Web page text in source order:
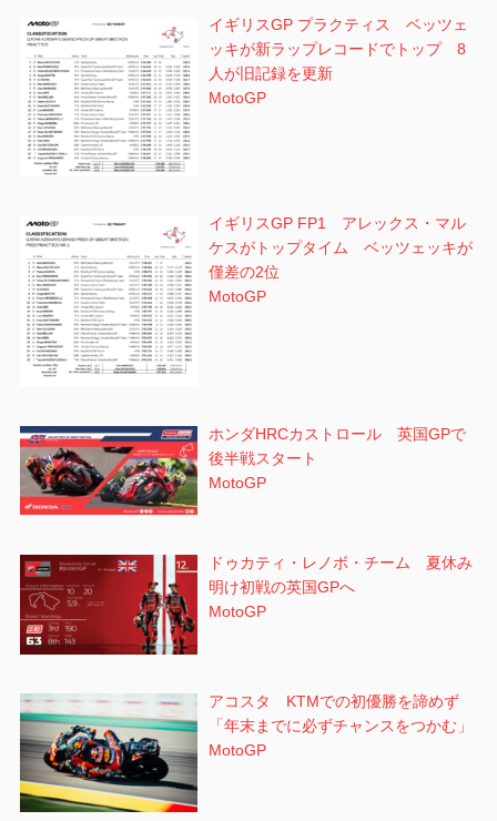
イギリスGP プラクティス ベッツェ
ッキが新ラップレコードでトップ 8
人が旧記録を更新
MotoGP
イギリスGP FP1 アレックス・マル
ケスがトップタイム ベッツェッキが
僅差の2位
MotoGP
ホンダHRCカストロール 英国GPで
後半戦スタート
MotoGP
ドゥカティ・レノボ・チーム 夏休み
明け初戦の英国GPへ
MotoGP
アコスタ KTMでの初優勝を諦めず
「年末までに必ずチャンスをつかむ」
MotoGP